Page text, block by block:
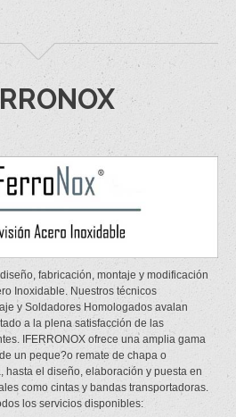
fabricación, montaje y modificación
Inoxidable. Nuestros técnicos
y Soldadores Homologados avalan
a la plena satisfacción de las
IFERRONOX ofrece una amplia gama
un peque?o remate de chapa o
el diseño, elaboración y puesta en
como cintas y bandas transportadoras.
los servicios disponibles: